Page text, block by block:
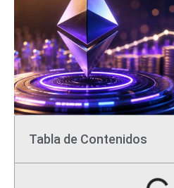
Tabla de Contenidos